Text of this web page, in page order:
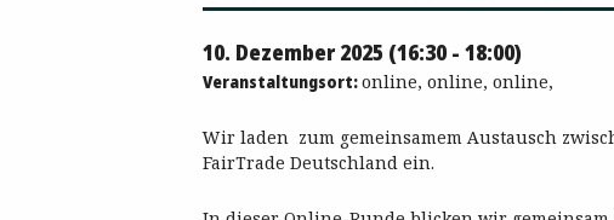
10. Dezember 2025 (16:30 - 18:00)
Veranstaltungsort:online, online, online,
Wir laden zum gemeinsamem Austausch
FairTrade Deutschland ein.